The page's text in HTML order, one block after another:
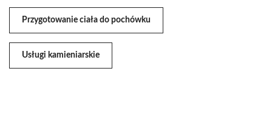
Przygotowanie ciała do pochówku
Usługi kamieniarskie